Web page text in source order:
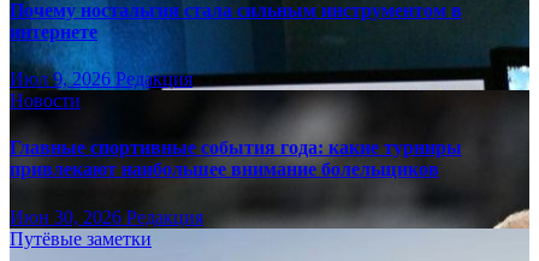
Почему ностальгия стала сильным инструментом в
интернете
Июл 9, 2026 Редакция
Новости
Главные спортивные события года: какие турниры
привлекают наибольшее внимание болельщиков
Июн 30, 2026 Редакция
Путёвые заметки